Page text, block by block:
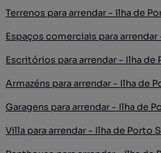
Terrenos para arrendar - Ilha de
Espaços comerciais para
Escritórios para arrendar - Ilha de
Armazéns para arrendar - Ilha de
Garagens para arrendar - Ilha de
Villa para arrendar - Ilha de Porto